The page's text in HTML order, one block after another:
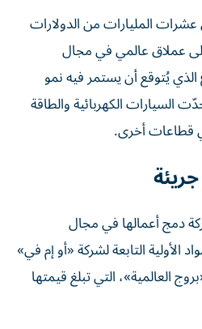
المليارات من الدولارات
عملاق عالمي في مجال
الذي يُتوقع أن يستمر فيه نمو
السيارات الكهربائية والطاقة
قطاعات أخرى.
دمج أعمالها في مجال
الأولية التابعة لشركة «أو إم في»
العالمية»، التي تبلغ قيمتها